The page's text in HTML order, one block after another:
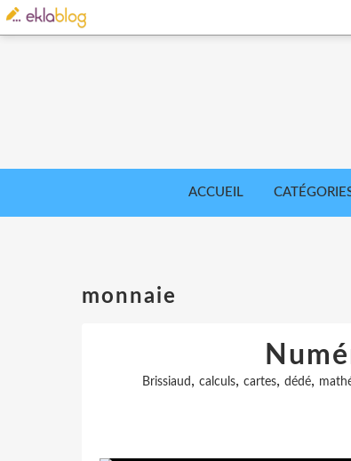
ACCUEIL
monnaie
Brissiaud , calculs, cartes, dédé,